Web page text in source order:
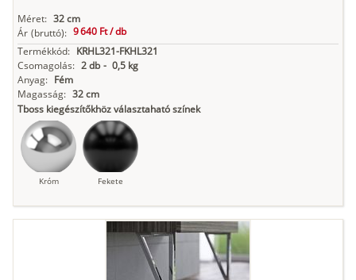
Méret: 32 cm
Ár (bruttó): 9 640 Ft /db
Termékkód: KRHL321-FKHL321
Csomagolás: 2 db - 0,5 kg
Anyag: Fém
Magasság: 32 cm
Tboss kiegészítőkhöz választaható színek
Króm Fekete